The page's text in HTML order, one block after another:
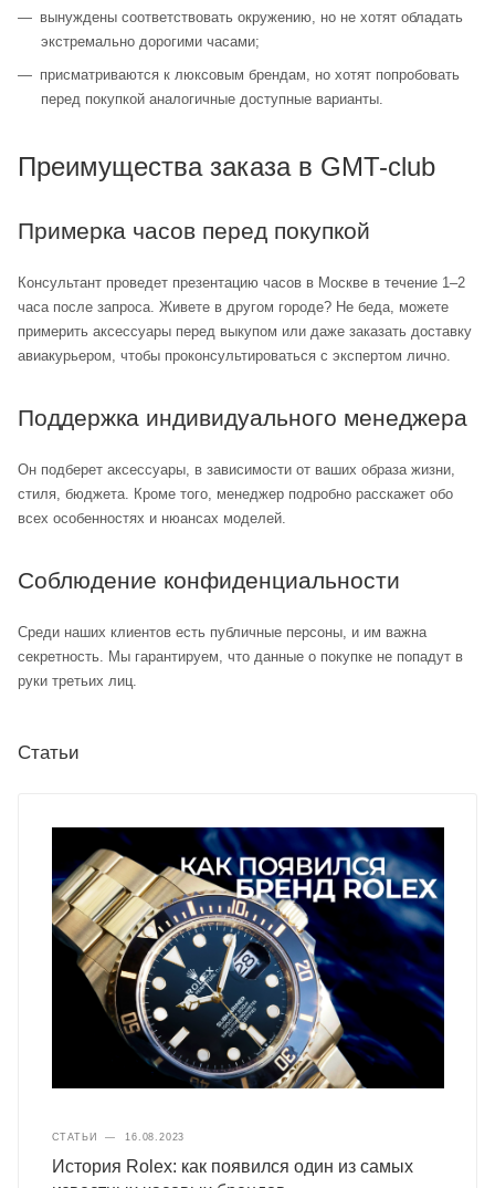
вынуждены соответствовать окружению, но не хотят обладать
экстремально дорогими часами;
присматриваются к люксовым брендам, но хотят попробовать
перед покупкой аналогичные доступные варианты.
Преимущества заказа в GMT-club
Примерка часов перед покупкой
Консультант проведет презентацию часов в Москве в течение 1–2
часа после запроса. Живете в другом городе? Не беда, можете
примерить аксессуары перед выкупом или даже заказать доставку
авиакурьером, чтобы проконсультироваться с экспертом лично.
Поддержка индивидуального менеджера
Он подберет аксессуары, в зависимости от ваших образа жизни,
стиля, бюджета. Кроме того, менеджер подробно расскажет обо
всех особенностях и нюансах моделей.
Соблюдение конфиденциальности
Среди наших клиентов есть публичные персоны, и им важна
секретность. Мы гарантируем, что данные о покупке не попадут в
руки третьих лиц.
Статьи
СТАТЬИ — 16.08.2023
История Rolex: как появился один из самых